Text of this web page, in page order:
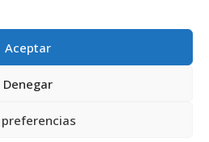
Aceptar
Denegar
preferencias
Sobre esto, se tiende a
las cacas de sus perros, y no